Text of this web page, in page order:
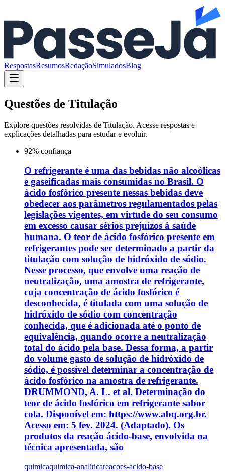
RespostasResumosRedaçãoSimuladosBlog
Questões de Titulação
Explore questões resolvidas de Titulação. Acesse respostas e
explicações detalhadas para estudar e evoluir.
92% confiança
O refrigerante é uma das bebidas não alcoólicas
e gaseificadas mais consumidas no Brasil. O
ácido fosfórico presente nessas bebidas deve
obedecer aos parâmetros regulamentados pelas
legislações vigentes, em virtude do seu consumo
em excesso causar sérios prejuízos à saúde
humana. O teor de ácido fosfórico presente em
refrigerantes pode ser determinado a partir da
titulação com solução de hidróxido de sódio.
Nesse processo, que envolve uma reação de
neutralização, uma amostra de refrigerante,
cuja concentração de ácido fosfórico é
desconhecida, é titulada com uma solução de
hidróxido de sódio com concentração
conhecida, que é adicionada até o ponto de
equivalência, quando ocorre a neutralização
total do ácido pela base. Dessa forma, a partir
do volume gasto de solução de hidróxido de
sódio, é possível determinar a concentração de
ácido fosfórico na amostra de refrigerante.
DRUMMOND, A. L. et al. Determinação do
teor de ácido fosfórico em refrigerante sabor
cola. Disponível em: https://www.abq.org.br.
Acesso em: 5 fev. 2024. (Adaptado). Os
produtos da reação ácido-base, envolvida na
técnica apresentada, são
quimicaquimica-analiticareacoes-acido-base